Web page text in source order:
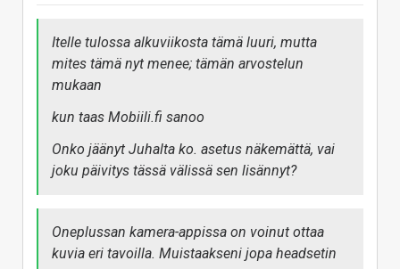
Itelle tulossa alkuviikosta tämä luuri, mutta
mites tämä nyt menee; tämän arvostelun
mukaan
kun taas Mobiili.fi sanoo
Onko jäänyt Juhalta ko. asetus näkemättä, vai
joku päivitys tässä välissä sen lisännyt?
Oneplussan kamera-appissa on voinut ottaa
kuvia eri tavoilla. Muistaakseni jopa headsetin